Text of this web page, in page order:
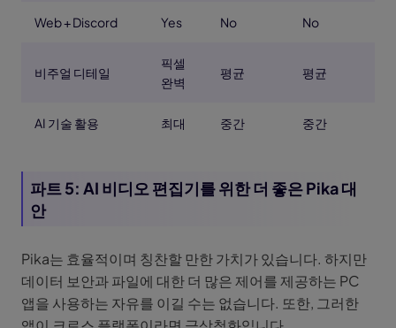
Web + Discord Yes No No
비주얼 디테일
픽셀
완벽
평균 평균
AI 기술 활용 최대 중간 중간
파트 5: AI 비디오 편집기를 위한 더 좋은 Pika 대
안
Pika는 효율적이며 칭찬할 만한 가치가 있습니다. 하지만
데이터 보안과 파일에 대한 더 많은 제어를 제공하는 PC
앱을 사용하는 자유를 이길 수는 없습니다. 또한, 그러한